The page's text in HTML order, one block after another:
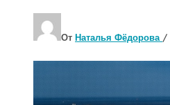
От Наталья Фёдорова /